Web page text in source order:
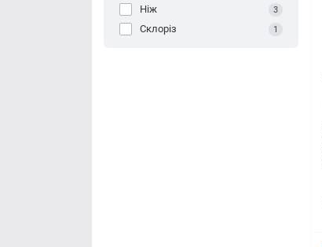
Ніж 3
Склоріз 1